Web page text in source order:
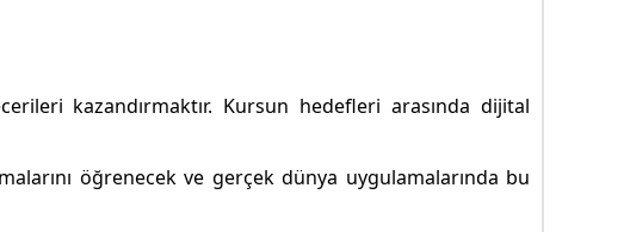
kazandırmaktır. Kursun hedefleri arasında dijital
öğrenecek ve gerçek dünya uygulamalarında bu